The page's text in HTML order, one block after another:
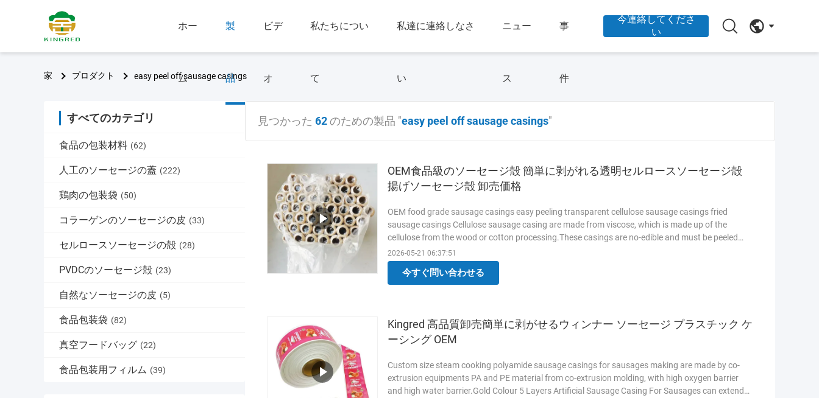
ホー
ム
製
品
ビデ
オ
私たちについ
て
私達に連絡しなさ
い
ニュー
ス
事
件
今連絡してくださ
い
家 プロダクト easy peel off sausage casings
すべてのカテゴリ
食品の包装材料 (62)
人工のソーセージの蓋 (222)
鶏肉の包装袋 (50)
コラーゲンのソーセージの皮 (33)
セルロースソーセージの殻 (28)
PVDCのソーセージ殻 (23)
自然なソーセージの皮 (5)
食品包装袋 (82)
真空フードバッグ (22)
食品包装用フィルム (39)
見つかった 62のための製品 "easy peel off sausage casings"
OEM食品級のソーセージ殻 簡単に剥がれる透明セルロースソーセージ殻
揚げソーセージ殻 卸売価格
OEM food grade sausage casings easy peeling transparent cellulose sausage casings fried
sausage casings Cellulose sausage casing are made from viscose, which is made up of the
cellulose from the wood or cotton processing.These casings are no-edible and must be peeled
before the sausage is consumed. Cellulose sausage casings are very strong and provides
precision sizing control for high speed automatic processing.These casings give a wonderful
skinless finished product and are
2026-05-21 06:37:51
今すぐ問い合わせる
Kingred 高品質卸売簡単に剥がせるウィンナー ソーセージ プラスチック ケ
ーシング OEM
Custom size steam cooking polyamide sausage casings for sausages making are made by co-
extrusion equipments PA and PE material from co-extrusion molding, with high oxygen barrier
and high water barrier.Gold Colour 5 Layers Artificial Sausage Casing For Sausages can extends